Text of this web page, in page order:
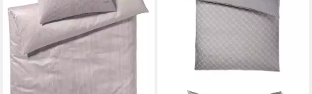
Stickerei am Kissenbezug
109,00 €
UVP149,00 €
-27%
lieferbar - in 2-3 Werktagen bei dir